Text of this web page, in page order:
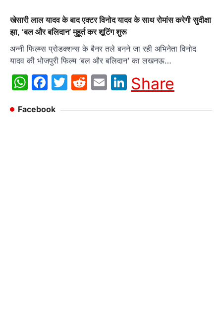
खेसारी लाल यादव के बाद एक्टर विनोद यादव के साथ रोमांस करेगी सुदीक्षा
झा, ‘बल और बलिदान’ मुहूर्त कर शूटिंग शुरू
अन्नी फिल्म्स प्रोडक्शन्स के बैनर तले बनने जा रही अभिनेता विनोद
यादव की भोजपुरी फिल्म ‘बल और बलिदान’ का लखनऊ…
WhatsApp
Facebook
Twitter
Reddit
EmailLinkedIn
Share
Facebook